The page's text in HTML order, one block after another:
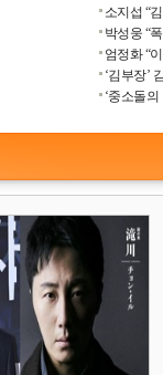
소지섭 “
박성웅 “
엄정화 “
‘김부장’
‘중소돌의